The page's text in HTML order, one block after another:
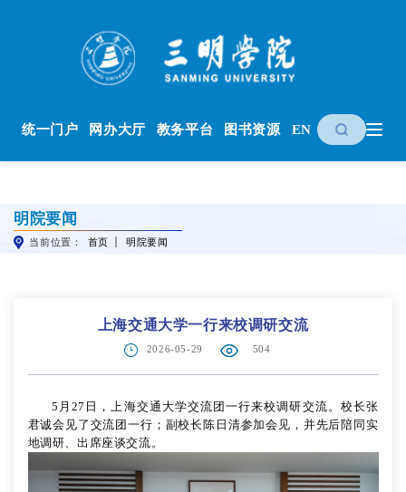
统一门户 网办大厅 教务平台 图书资源 EN
明院要闻
当前位置： 首页 明院要闻
上海交通大学一行来校调研交流
2026-05-29 504
5月27日，上海交通大学交流团一行来校调研交流。校长张
君诚会见了交流团一行；副校长陈日清参加会见，并先后陪同实
地调研、出席座谈交流。